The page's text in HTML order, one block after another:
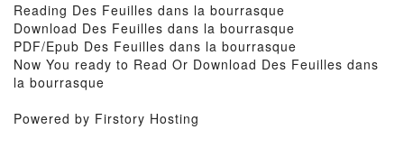
Reading Des Feuilles dans la bourrasque
Download Des Feuilles dans la bourrasque
PDF/Epub Des Feuilles dans la bourrasque
Now You ready to Read Or Download Des Feuilles dans
la bourrasque
Powered by Firstory Hosting